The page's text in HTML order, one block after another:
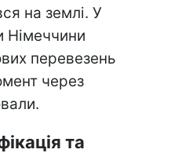
на землі. У
Німеччини
перевезень
через
та